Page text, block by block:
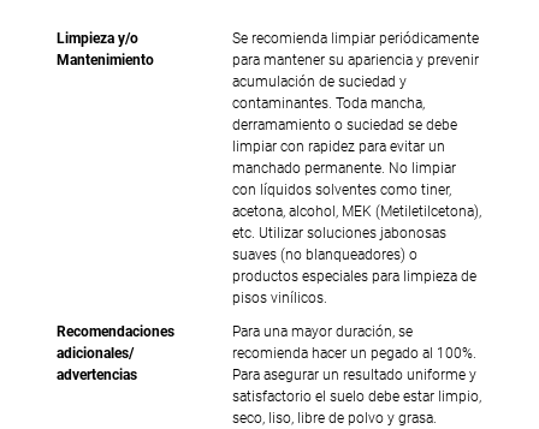
Limpieza y/o
Mantenimiento
Se recomienda limpiar periódicamente
para mantener su apariencia y prevenir
acumulación de suciedad y
contaminantes. Toda mancha,
derramamiento o suciedad se debe
limpiar con rapidez para evitar un
manchado permanente. No limpiar
con líquidos solventes como tiner,
acetona, alcohol, MEK (Metiletilcetona),
etc. Utilizar soluciones jabonosas
suaves (no blanqueadores) o
productos especiales para limpieza de
pisos vinílicos.
Recomendaciones
adicionales/
advertencias
Para una mayor duración, se
recomienda hacer un pegado al 100%.
Para asegurar un resultado uniforme y
satisfactorio el suelo debe estar limpio,
seco, liso, libre de polvo y grasa.